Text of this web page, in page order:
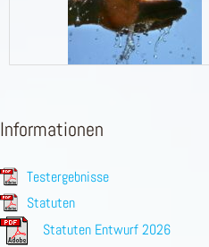
Informationen
Testergebnisse
Statuten
Statuten Entwurf 2026